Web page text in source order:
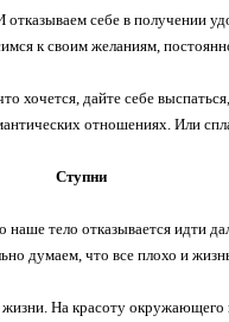
себе в получении
к своим желаниям,
хочется, дайте себе
отношениях. Или
Ступни
наше тело отказывается идти
думаем, что все плохо и
На красоту